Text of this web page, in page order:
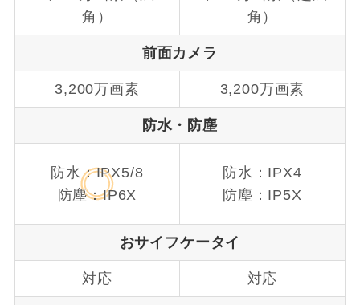
角）
角）
前面カメラ
3,200万画素 3,200万画素
防水・防塵
防水：IPX5/8
防塵：IP6X
防水：IPX4
防塵：IP5X
おサイフケータイ
対応 対応